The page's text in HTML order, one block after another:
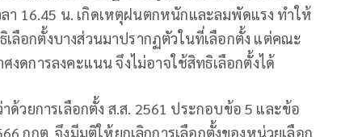
า 16.45 น. เกิดเหตุฝนตกหนักและลมพัดแรง ทำให้
ลือกตั้งบางส่วนมาปรากฏตัวในที่เลือกตั้ง แต่คณะ
งดการลงคะแนน จึงไม่อาจใช้สิทธิเลือกตั้งได้
วยการเลือกตั้ง ส.ส. 2561 ประกอบข้อ 5 และข้อ
กกต. จึงมีมติให้ยกเลิกการเลือกตั้งของหน่วยเลือก